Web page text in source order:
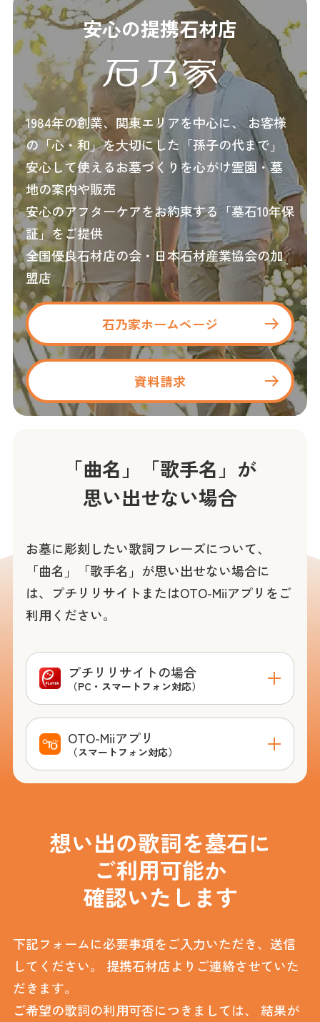
安心の提携石材店
1984年の創業、関東エリアを中心に、
お客様
の「心・和」を大切にした「孫子の代まで」
安心して使えるお墓づくりを心がけ霊園・墓
地の案内や販売
安心のアフターケアをお約束する「墓石10年保
証」をご提供
全国優良石材店の会・日本石材産業協会の加
盟店
石乃家ホームページ
資料請求
「曲名」「歌手名」が
思い出せない場合
お墓に彫刻したい歌詞フレーズについて、
「曲名」「歌手名」が思い出せない場合に
は、プチリリサイトまたはOTO-Miiアプリをご
利用ください。
プチリリサイトの場合
（PC・スマートフォン対応）
OTO-Miiアプリ
（スマートフォン対応）
想い出の歌詞を墓石に
ご利用可能か
確認いたします
下記フォームに必要事項をご入力いただき、送信
してください。
提携石材店よりご連絡させていた
だきます。
ご希望の歌詞の利用可否につきましては、
結果が